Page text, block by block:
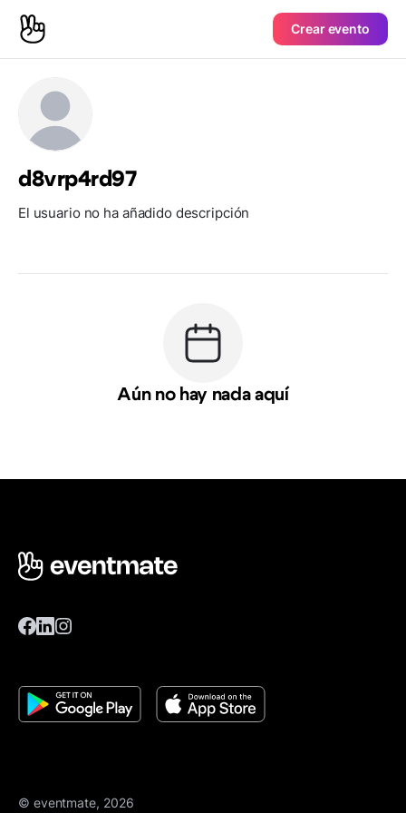
Crear evento
d8vrp4rd97
El usuario no ha añadido descripción
Aún no hay nada aquí
© eventmate, 2026